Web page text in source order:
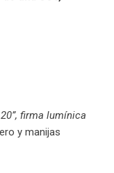
firma lumínica
y manijas